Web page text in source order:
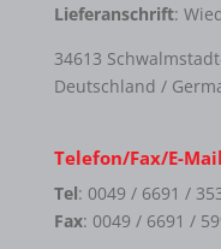
Lieferanschrift:
34613
Deutschland /
Telefon/Fax/E-Mail
Tel: 0049 / 6691 /
Fax: 0049 / 6691 /